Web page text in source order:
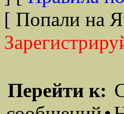
[ Попали на
Перейти к: